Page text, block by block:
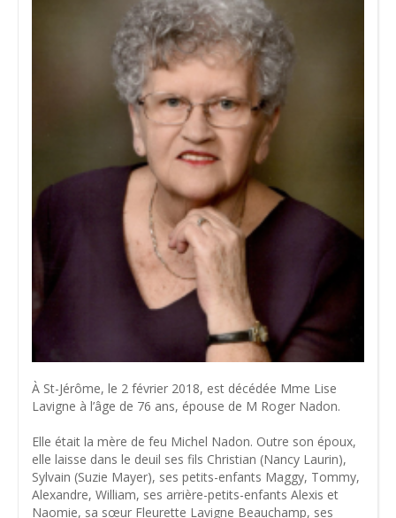
À St-Jérôme, le 2 février 2018, est décédée Mme Lise
Lavigne à l’âge de 76 ans, épouse de M Roger Nadon.
Elle était la mère de feu Michel Nadon. Outre son époux,
elle laisse dans le deuil ses fils Christian (Nancy Laurin),
Sylvain (Suzie Mayer), ses petits-enfants Maggy, Tommy,
Alexandre, William, ses arrière-petits-enfants Alexis et
Naomie, sa sœur Fleurette Lavigne Beauchamp, ses